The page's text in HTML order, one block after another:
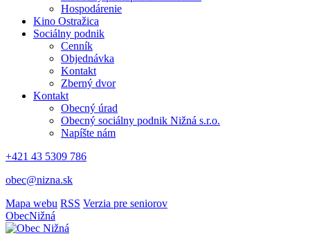
Hospodárenie
Kino Ostražica
Sociálny podnik
Cenník
Objednávka
Kontakt
Zberný dvor
Kontakt
Obecný úrad
Obecný sociálny podnik Nižná s.r.o.
Napíšte nám
+421 43 5309 786
obec@nizna.sk
Mapa webu RSS Verzia pre seniorov
ObecNižná